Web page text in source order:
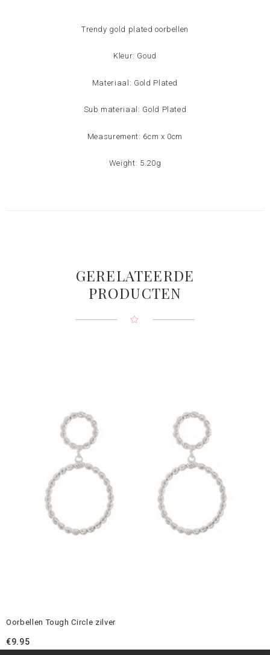
Trendy gold plated oorbellen
Kleur: Goud
Materiaal: Gold Plated
Sub materiaal: Gold Plated
Measurement: 6cm x 0cm
Weight: 5.20g
GERELATEERDE
PRODUCTEN
Oorbellen Tough Circle zilver
€9.95